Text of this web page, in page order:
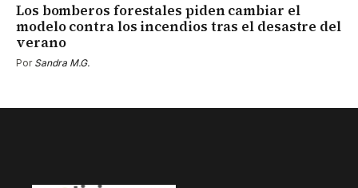
Los bomberos forestales piden cambiar el
modelo contra los incendios tras el desastre del
verano
Por Sandra M.G.